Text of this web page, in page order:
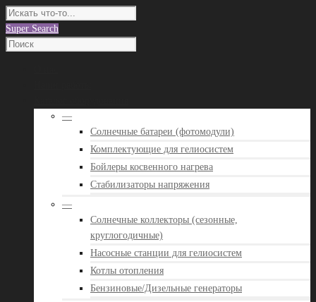
Super Search
—
Солнечные батареи (фотомодули)
Комплектующие для гелиосистем
Бойлеры косвенного нагрева
Стабилизаторы напряжения
—
Солнечные коллекторы (сезонные,
круглогодичные)
Насосные станции для гелиосистем
Котлы отопления
Бензиновые/Дизельные генераторы